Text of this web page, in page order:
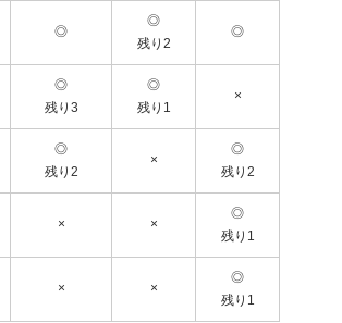
＼裾処理サービス 無料にて承ります／
◎
◎
残り2
◎
◎
残り3
◎
残り1
×
◎
残り2
×
◎
残り2
× ×
◎
残り1
× ×
◎
残り1